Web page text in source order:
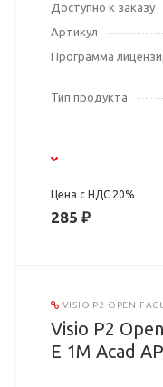
Доступно к заказу
Артикул
Программа
Тип продукта
Цена с НДС 20%
285 ₽
VISIO P2 OPEN
Visio P2
E 1M Acad AP